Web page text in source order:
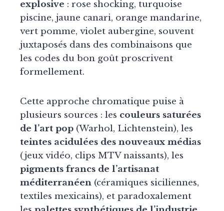
explosive : rose shocking, turquoise
piscine, jaune canari, orange mandarine,
vert pomme, violet aubergine, souvent
juxtaposés dans des combinaisons que
les codes du bon goût proscrivent
formellement.
Cette approche chromatique puise à
plusieurs sources : les couleurs saturées
de l’art pop (Warhol, Lichtenstein), les
teintes acidulées des nouveaux médias
(jeux vidéo, clips MTV naissants), les
pigments francs de l’artisanat
méditerranéen (céramiques siciliennes,
textiles mexicains), et paradoxalement